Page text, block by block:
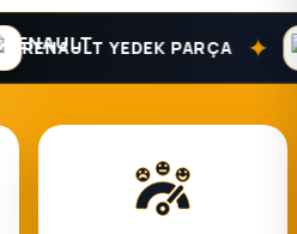
RENAULT YEDEK PARÇA ✦